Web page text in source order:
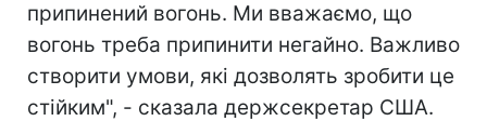
припинений вогонь. Ми вважаємо, що
вогонь треба припинити негайно. Важливо
створити умови, які дозволять зробити це
стійким", - сказала держсекретар США.